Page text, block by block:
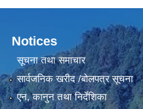
Notices
सूचना तथा समाचार
सार्वजनिक खरीद /बोलपत्र सूचना
एन, कानुन तथा निर्देशिका